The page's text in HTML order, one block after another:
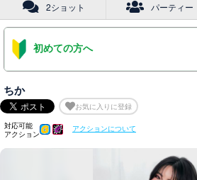
2ショット パーティー
初めての方へ
ちか
お気に入りに登録
対応可能
アクション
アクションについて